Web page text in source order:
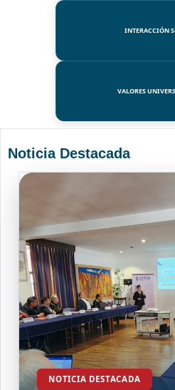
INTERACCIÓN
VALORES
Noticia Destacada
NOTICIA DESTACADA